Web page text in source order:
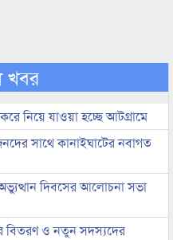
খবর
নিয়ে যাওয়া হচ্ছে আটগ্রামে
সাথে কানাইঘাটের নবাগত
দিবসের আলোচনা সভা
বিতরণ ও নতুন সদস্যদের